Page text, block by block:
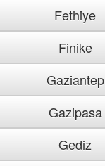
Fethiye
Finike
Gaziantep
Gazipasa
Gediz